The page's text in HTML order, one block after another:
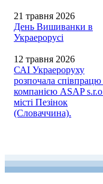
21 травня 2026
День Вишиванки в
Украерорусі
12 травня 2026
САІ Украероруху
розпочала співпрацю
компанією ASAP
місті Пезінок
(Словаччина).